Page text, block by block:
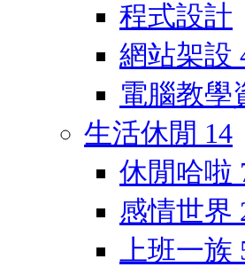
程式設計
網站架設
電腦教學
生活休閒 14
休閒哈啦
感情世界
上班一族